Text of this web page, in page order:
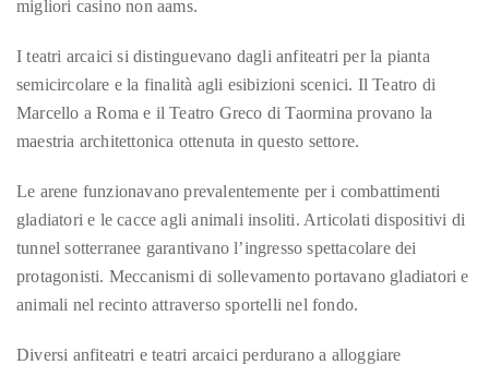
Advocate,
Out,
among
others.
In
work,
has
migliori casino non aams.
I teatri arcaici si distinguevano dagli anfiteatri per la pianta
semicircolare e la finalità agli esibizioni scenici. Il Teatro di
Marcello a Roma e il Teatro Greco di Taormina provano la
maestria architettonica ottenuta in questo settore.
Le arene funzionavano prevalentemente per i combattimenti
gladiatori e le cacce agli animali insoliti. Articolati dispositivi di
tunnel sotterranee garantivano l’ingresso spettacolare dei
protagonisti. Meccanismi di sollevamento portavano gladiatori e
animali nel recinto attraverso sportelli nel fondo.
Diversi anfiteatri e teatri arcaici perdurano a alloggiare